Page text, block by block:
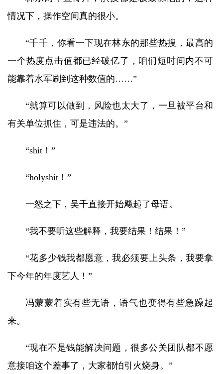
情况下，操作空间真的很小。
“千千，你看一下现在林东的那些热搜，最高的
一个热度点击值都已经破亿了，咱们短时间内不可
能靠着水军刷到这种数值的……”
“就算可以做到，风险也太大了，一旦被平台和
有关单位抓住，可是违法的。”
“shit！”
“holyshit！”
一怒之下，吴千直接开始飚起了母语。
“我不要听这些解释，我要结果！结果！”
“花多少钱我都愿意，我必须要上头条，我要拿
下今年的年度艺人！”
冯蒙蒙着实有些无语，语气也变得有些急躁起
来。
“现在不是钱能解决问题，很多公关团队都不愿
意接咱这个差事了，大家都怕引火烧身。”